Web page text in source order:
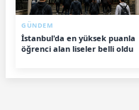
GÜNDEM
İstanbul'da en yüksek puanla
öğrenci alan liseler belli oldu